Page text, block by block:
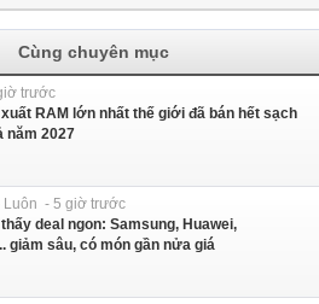
Cùng chuyên mục
trước
RAM lớn nhất thế giới đã bán hết sạch
năm 2027
Luôn - 5 giờ trước
deal ngon: Samsung, Huawei,
giảm sâu, có món gần nửa giá